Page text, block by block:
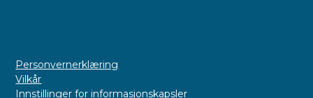
Personvernerklæring
Vilkår
Innstillinger for informasjonskapsler